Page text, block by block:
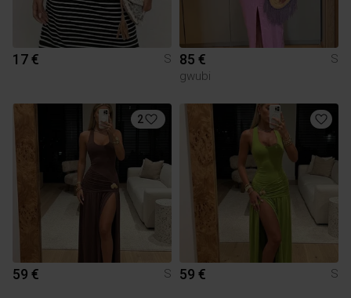
17 € S 85 €
S
gwubi
2
59 € S 59 € S